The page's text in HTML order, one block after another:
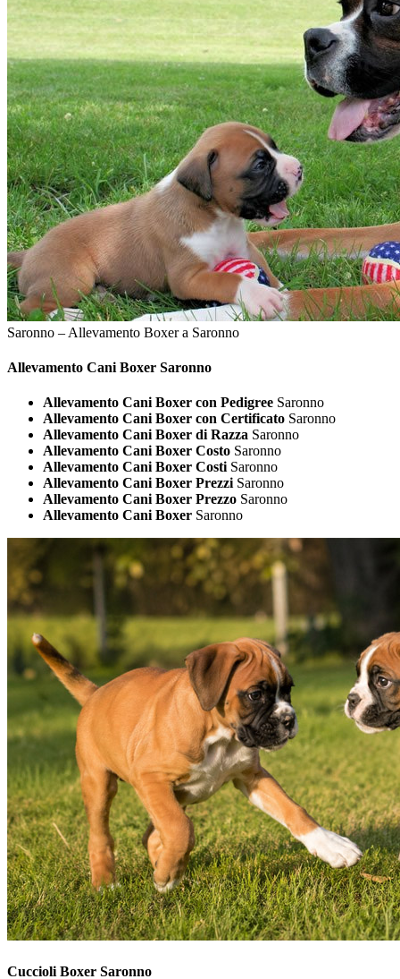
Saronno – Allevamento Boxer a Saronno
Allevamento Cani Boxer Saronno
Allevamento Cani Boxer con Pedigree Saronno
Allevamento Cani Boxer con Certificato Saronno
Allevamento Cani Boxer di Razza Saronno
Allevamento Cani Boxer Costo Saronno
Allevamento Cani Boxer Costi Saronno
Allevamento Cani Boxer Prezzi Saronno
Allevamento Cani Boxer Prezzo Saronno
Allevamento Cani Boxer Saronno
Cuccioli Boxer Saronno